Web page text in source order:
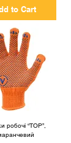
to Cart
робочі “TOP”,